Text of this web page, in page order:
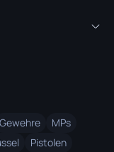
Gewehre
MPs
Pistolen